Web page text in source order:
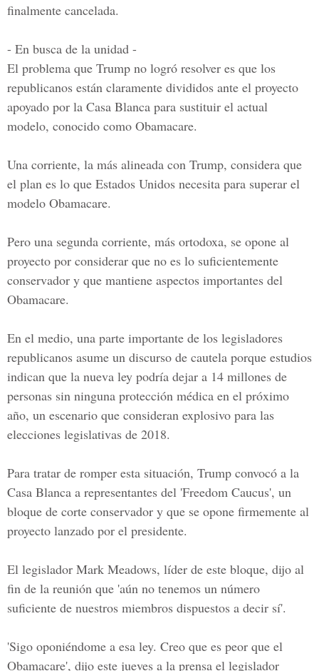
finalmente cancelada.
- En busca de la unidad -
El problema que Trump no logró resolver es que los
republicanos están claramente divididos ante el proyecto
apoyado por la Casa Blanca para sustituir el actual
modelo, conocido como Obamacare.
Una corriente, la más alineada con Trump, considera que
el plan es lo que Estados Unidos necesita para superar el
modelo Obamacare.
Pero una segunda corriente, más ortodoxa, se opone al
proyecto por considerar que no es lo suficientemente
conservador y que mantiene aspectos importantes del
Obamacare.
En el medio, una parte importante de los legisladores
republicanos asume un discurso de cautela porque estudios
indican que la nueva ley podría dejar a 14 millones de
personas sin ninguna protección médica en el próximo
año, un escenario que consideran explosivo para las
elecciones legislativas de 2018.
Para tratar de romper esta situación, Trump convocó a la
Casa Blanca a representantes del 'Freedom Caucus', un
bloque de corte conservador y que se opone firmemente al
proyecto lanzado por el presidente.
El legislador Mark Meadows, líder de este bloque, dijo al
fin de la reunión que 'aún no tenemos un número
suficiente de nuestros miembros dispuestos a decir sí'.
'Sigo oponiéndome a esa ley. Creo que es peor que el
Obamacare', dijo este jueves a la prensa el legislador